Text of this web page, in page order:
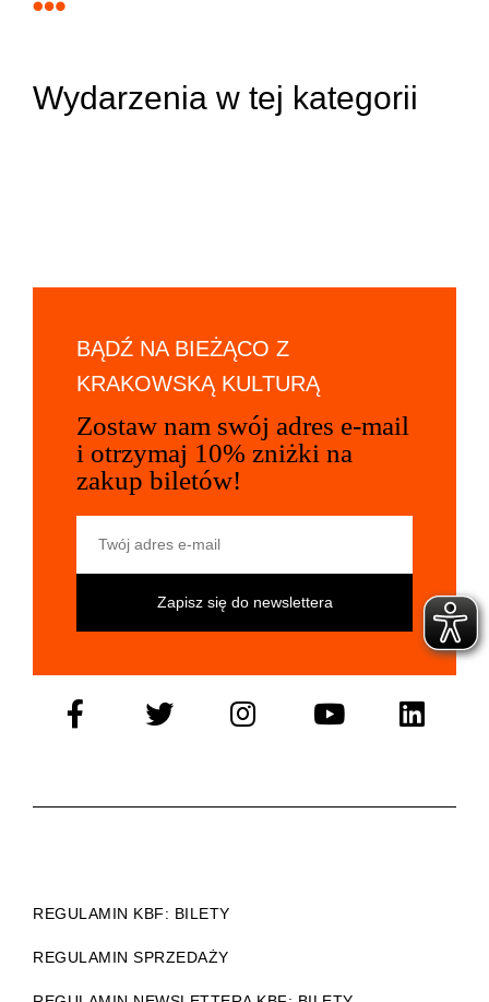
Wydarzenia w tej kategorii
BĄDŹ NA BIEŻĄCO Z
KRAKOWSKĄ KULTURĄ
Zostaw nam swój adres e-mail
i otrzymaj 10% zniżki na
zakup biletów!
REGULAMIN KBF: BILETY
REGULAMIN SPRZEDAŻY